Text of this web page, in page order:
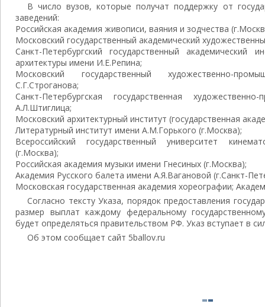
В число вузов, которые получат поддержку от
заведений:
Российская академия живописи, ваяния и зодчества
Московский государственный академический
Санкт-Петербургский государственный академический
архитектуры имени И.Е.Репина;
Московский государственный художественно-
С.Г.Строганова;
Санкт-Петербургская государственная
А.Л.Штиглица;
Московский архитектурный институт (государственная
Литературный институт имени А.М.Горького (г.Москва);
Всероссийский государственный университет
(г.Москва);
Российская академия музыки имени Гнесиных (г.Москва);
Академия Русского балета имени А.Я.Вагановой (г.Санкт-
Московская государственная академия хореографии;
Согласно тексту Указа, порядок предоставления
размер выплат каждому федеральному
будет определяться правительством РФ. Указ вступает в
Об этом сообщает сайт 5ballov.ru